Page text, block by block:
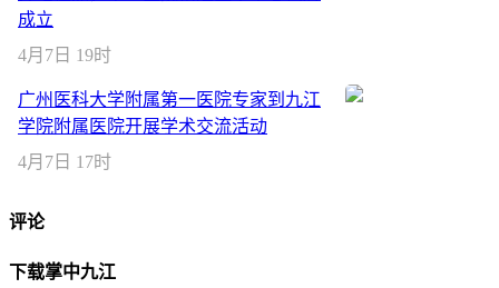
成立
4月7日 19时
广州医科大学附属第一医院专家到九江
学院附属医院开展学术交流活动
4月7日 17时
评论
下载掌中九江